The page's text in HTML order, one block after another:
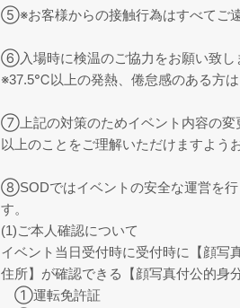
⑤※お客様からの接触行為はすべてご
⑥入場時に検温のご協力をお願い致し
※37.5℃以上の発熱、倦怠感のある方は
⑦上記の対策のためイベント内容の変
以上のことをご理解いただけますよう
⑧SODではイベントの安全な運営を行
す。
(1)ご本人確認について
イベント当日受付時に受付時に【顔写
住所】が確認できる【顔写真付公的身
①運転免許証